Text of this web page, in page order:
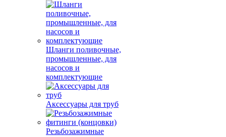
Шланги поливочные,
промышленные, для
насосов и
комплектующие
Аксессуары для труб
Резьбозажимные